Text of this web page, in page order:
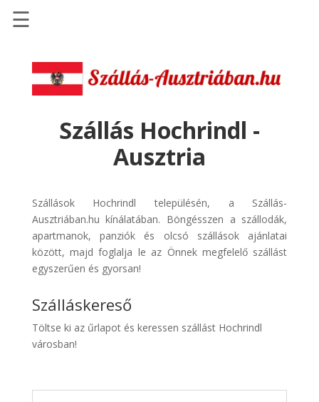
Szállások
Szállásinfo.eu
Repülőjegy
pénzvisszatérítéssel
Discover
Cars
Transzfer
Kiwi
Taxi
☰
Szállás Hochrindl -
Ausztria
Szállások Hochrindl településén, a Szállás-
Ausztriában.hu kínálatában. Böngésszen a szállodák,
apartmanok, panziók és olcsó szállások ajánlatai
között, majd foglalja le az Önnek megfelelő szállást
egyszerűen és gyorsan!
Szálláskereső
Töltse ki az űrlapot és keressen szállást Hochrindl
városban!